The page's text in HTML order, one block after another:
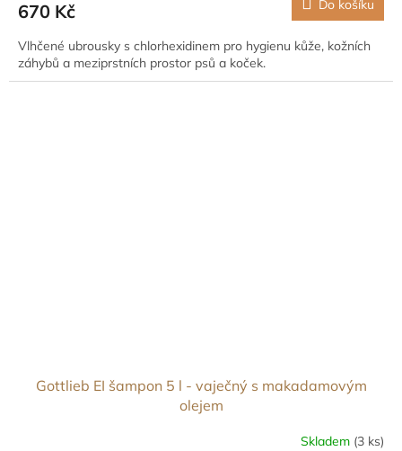
670 Kč Do košíku
Vlhčené ubrousky s chlorhexidinem pro hygienu kůže, kožních
záhybů a meziprstních prostor psů a koček.
Gottlieb EI šampon 5 l - vaječný s makadamovým
olejem
Skladem (3 ks)